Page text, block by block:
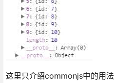
这里只介绍commonjs中的用